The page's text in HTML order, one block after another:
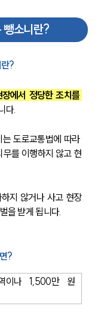
뺑소니란?
?
에서 정당한 조치를
다.
는 도로교통법에 따라
를 이행하지 않고 현
지 않거나 사고 현장
을 받게 됩니다.
?
이나 1,500만 원